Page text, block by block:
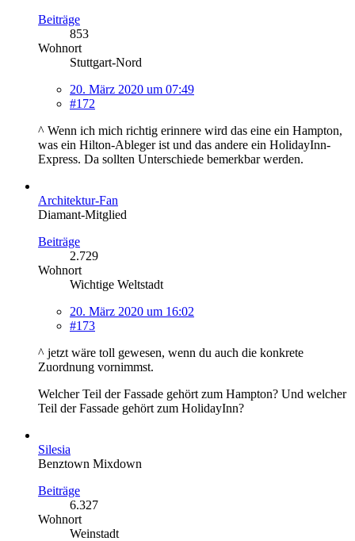
Beiträge
853
Wohnort
Stuttgart-Nord
20. März 2020 um 07:49
#172
^ Wenn ich mich richtig erinnere wird das eine ein Hampton,
was ein Hilton-Ableger ist und das andere ein HolidayInn-
Express. Da sollten Unterschiede bemerkbar werden.
Architektur-Fan
Diamant-Mitglied
Beiträge
2.729
Wohnort
Wichtige Weltstadt
20. März 2020 um 16:02
#173
^ jetzt wäre toll gewesen, wenn du auch die konkrete
Zuordnung vornimmst.
Welcher Teil der Fassade gehört zum Hampton? Und welcher
Teil der Fassade gehört zum HolidayInn?
Silesia
Benztown Mixdown
Beiträge
6.327
Wohnort
Weinstadt